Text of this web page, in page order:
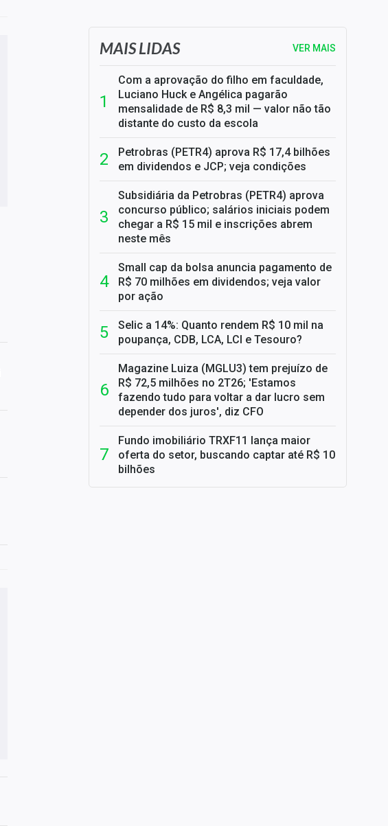
MAIS LIDAS VER MAIS
Com a aprovação do filho em faculdade,
Luciano Huck e Angélica pagarão
mensalidade de R$ 8,3 mil — valor não tão
distante do custo da escola
Petrobras (PETR4) aprova R$ 17,4 bilhões
em dividendos e JCP; veja condições
Subsidiária da Petrobras (PETR4) aprova
concurso público; salários iniciais podem
chegar a R$ 15 mil e inscrições abrem
neste mês
Small cap da bolsa anuncia pagamento de
R$ 70 milhões em dividendos; veja valor
por ação
Selic a 14%: Quanto rendem R$ 10 mil na
poupança, CDB, LCA, LCI e Tesouro?
Magazine Luiza (MGLU3) tem prejuízo de
R$ 72,5 milhões no 2T26; 'Estamos
fazendo tudo para voltar a dar lucro sem
depender dos juros', diz CFO
Fundo imobiliário TRXF11 lança maior
oferta do setor, buscando captar até R$ 10
bilhões